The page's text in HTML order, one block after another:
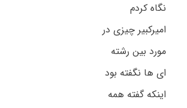
نگاه کردم
امیرکبیر چیزی در
مورد بین رشته
ای ها نگفته بود
اینکه گفته همه